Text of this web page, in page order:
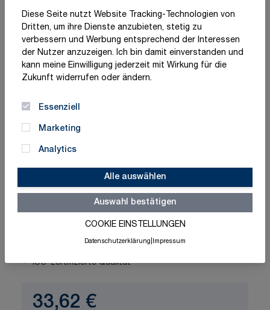
Diese Seite nutzt Website Tracking-Technologien von
Dritten, um ihre Dienste anzubieten, stetig zu
verbessern und Werbung entsprechend der Interessen
der Nutzer anzuzeigen. Ich bin damit einverstanden und
kann meine Einwilligung jederzeit mit Wirkung für die
Zukunft widerrufen oder ändern.
Essenziell
Marketing
Analytics
Alle auswählen
Auswahl bestätigen
COOKIE EINSTELLUNGEN
Datenschutzerklärung Impressum
ISO-zertifizierte Qualität
33,62 €